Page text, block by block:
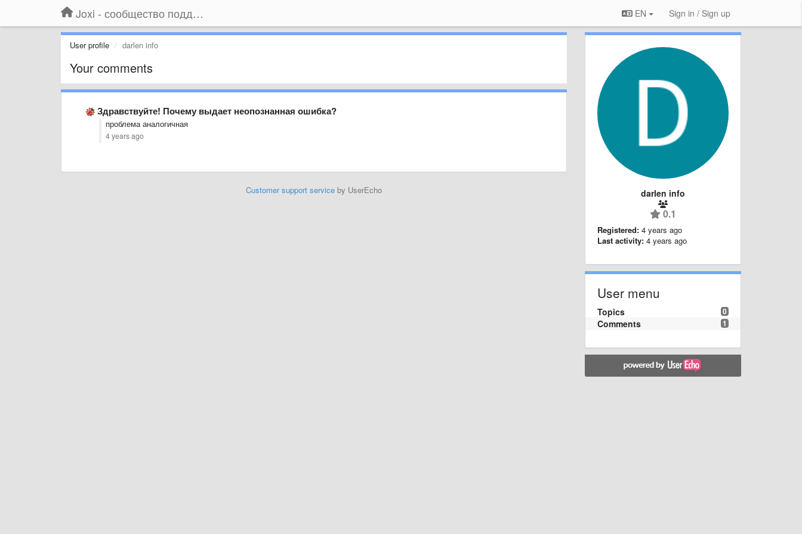
Joxi - сообщество поддержки EN Sign in / Sign up
User profile darlen info
Your comments
Здравствуйте! Почему выдает неопознанная ошибка?
проблема аналогичная
4 years ago
Customer support serviceby UserEcho darlen info
0.1
Registered: 4 years ago
Last activity: 4 years ago
User menu
0
Topics
1
Comments